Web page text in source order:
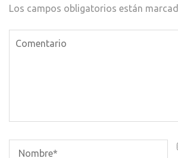
Los campos obligatorios están